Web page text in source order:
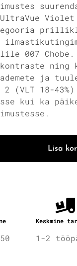
007
kontraste
ja
2 (VLT 18-
kui ka
Lisa
Keskmine
1-2